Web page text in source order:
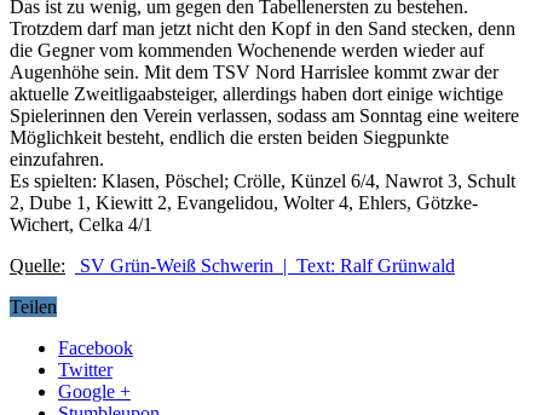
Das ist zu wenig, um gegen den Tabellenersten zu bestehen.
Trotzdem darf man jetzt nicht den Kopf in den Sand stecken, denn
die Gegner vom kommenden Wochenende werden wieder auf
Augenhöhe sein. Mit dem TSV Nord Harrislee kommt zwar der
aktuelle Zweitligaabsteiger, allerdings haben dort einige wichtige
Spielerinnen den Verein verlassen, sodass am Sonntag eine weitere
Möglichkeit besteht, endlich die ersten beiden Siegpunkte
einzufahren.
Es spielten: Klasen, Pöschel; Crölle, Künzel 6/4, Nawrot 3, Schult
2, Dube 1, Kiewitt 2, Evangelidou, Wolter 4, Ehlers, Götzke-
Wichert, Celka 4/1
Quelle:
SV Grün-Weiß Schwerin | Text: Ralf Grünwald
Teilen
Facebook
Twitter
Google +